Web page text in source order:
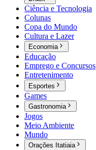
Ciência e Tecnologia
Colunas
Copa do Mundo
Cultura e Lazer
Economia
Educação
Emprego e Concursos
Entretenimento
Esportes
Games
Gastronomia
Jogos
Meio Ambiente
Mundo
Orações Itatiaia